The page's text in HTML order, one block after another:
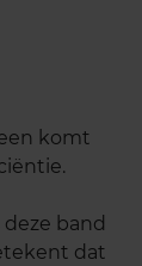
komt
band
dat